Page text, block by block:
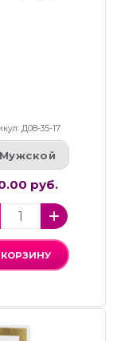
Д08-35-17
руб.
КОРЗИНУ